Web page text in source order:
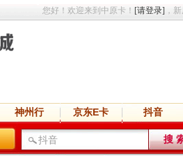
您好！欢迎来到中原卡！ [请登录] ，
神州行 京东E卡
抖音
语音 网盘 小说